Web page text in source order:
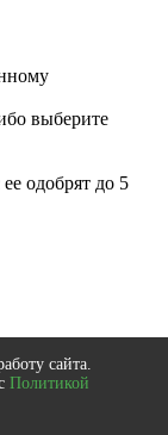
выберите
одобрят до 5
одобрят до 5
сайта.
Политикой